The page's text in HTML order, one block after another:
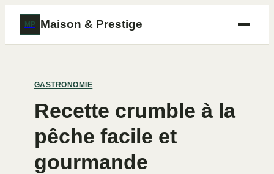
MP Maison & Prestige
GASTRONOMIE
Recette crumble à la
pêche facile et
gourmande